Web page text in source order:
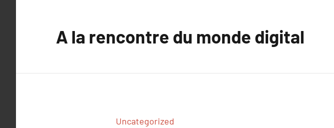
A la rencontre du monde digital
Uncategorized